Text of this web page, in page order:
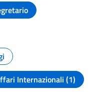
Internazionali (1)